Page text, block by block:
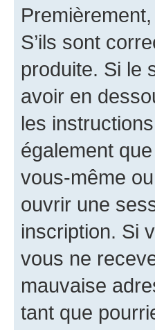
S’ils sont
produite. Si le
avoir en
les
également
vous-même
ouvrir une
inscription. Si
vous ne
mauvaise
tant que